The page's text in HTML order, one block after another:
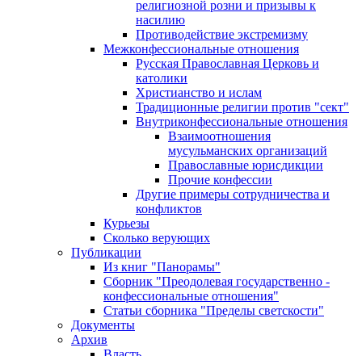
религиозной розни и призывы к
насилию
Противодействие экстремизму
Межконфессиональные отношения
Русская Православная Церковь и
католики
Христианство и ислам
Традиционные религии против "сект"
Внутриконфессиональные отношения
Взаимоотношения
мусульманских организаций
Православные юрисдикции
Прочие конфессии
Другие примеры сотрудничества и
конфликтов
Курьезы
Сколько верующих
Публикации
Из книг "Панорамы"
Сборник "Преодолевая государственно -
конфессиональные отношения"
Статьи сборника "Пределы светскости"
Документы
Архив